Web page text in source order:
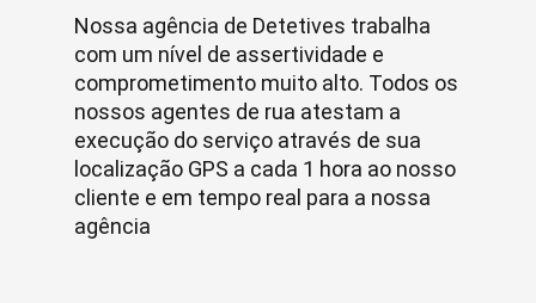
Nossa agência de Detetives trabalha
com um nível de assertividade e
comprometimento muito alto. Todos os
nossos agentes de rua atestam a
execução do serviço através de sua
localização GPS a cada 1 hora ao nosso
cliente e em tempo real para a nossa
agência